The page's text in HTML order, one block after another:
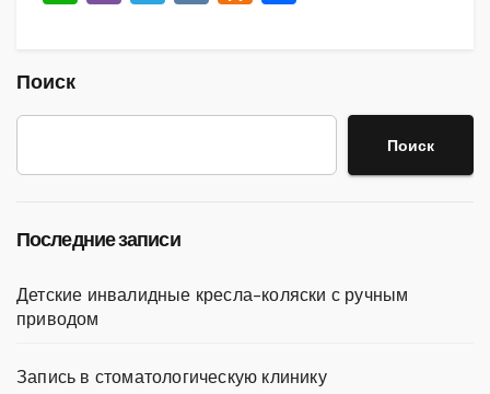
A
p
a
m
kl
a
в
и
Поиск
Поиск
Последние записи
Детские инвалидные кресла-коляски с ручным
приводом
Запись в стоматологическую клинику